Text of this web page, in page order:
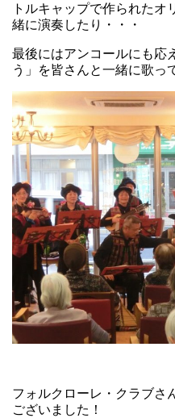
トルキャップで作られたオ
緒に演奏したり・・・
最後にはアンコールにも応
う」を皆さんと一緒に歌っ
フォルクローレ・クラブさ
ございました！